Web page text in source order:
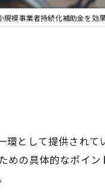
模事業者持続化補助金を効
環として提供されて
めの具体的なポイン